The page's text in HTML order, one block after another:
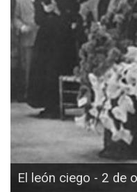
El león ciego - 2 de